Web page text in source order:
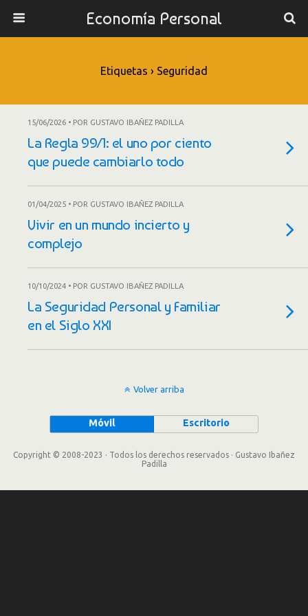
Economía Personal
Etiquetas › Seguridad
15/06/2026 • POR GUSTAVO IBAÑEZ PADILLA
La Regla 99/1: el uno por ciento
que puede cambiarlo todo
01/04/2025 • POR GUSTAVO IBAÑEZ PADILLA
Vivir en un mundo incierto y
complejo
10/10/2024 • POR GUSTAVO IBAÑEZ PADILLA
La Seguridad Personal y Familiar
en el Siglo XXI
Volver arriba
Móvil Escritorio
Copyright © 2008-2023 · Todos los derechos reservados · Gustavo Ibañez
Padilla